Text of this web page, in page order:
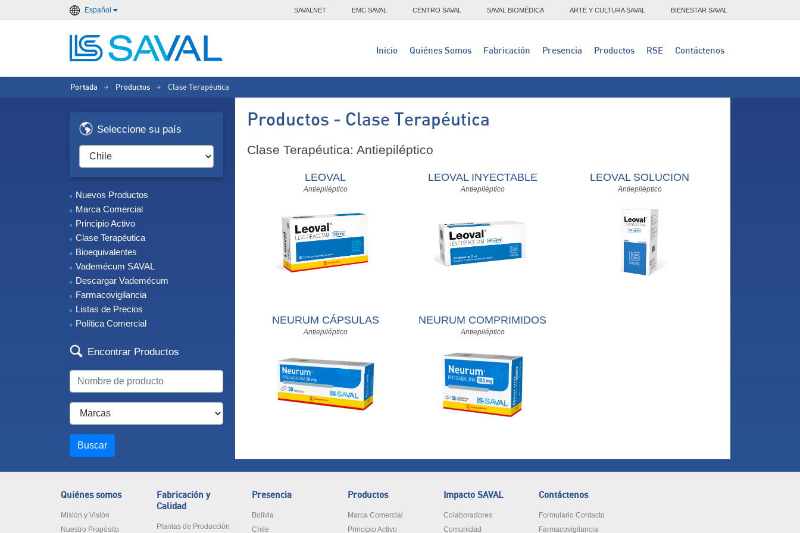
Español SAVALNET EMC SAVAL CENTRO SAVAL SAVAL BIOMÉDICA ARTE Y CULTURA SAVAL BIENESTAR SAVAL
Inicio Quiénes Somos Fabricación Presencia Productos RSE Contáctenos
Portada > Productos > Clase Terapéutica
Seleccione su país
Nuevos Productos
Marca Comercial
Principio Activo
Clase Terapéutica
Bioequivalentes
Vademécum SAVAL
Descargar Vademécum
Farmacovigilancia
Listas de Precios
Política Comercial
Encontrar Productos
Buscar
Productos - Clase Terapéutica
Clase Terapéutica: Antiepiléptico
LEOVAL
Antiepiléptico
LEOVAL INYECTABLE
Antiepiléptico
LEOVAL SOLUCION
Antiepiléptico
NEURUM CÁPSULAS
Antiepiléptico
NEURUM COMPRIMIDOS
Antiepiléptico
Quiénes somos
Misión y Visión
Nuestro Propósito
Fabricación y
Calidad
Plantas de Producción
Presencia
Bolivia
Chile
Productos
Marca Comercial
Principio Activo
Impacto SAVAL
Colaboradores
Comunidad
Contáctenos
Formulario Contacto
Farmacovigilancia